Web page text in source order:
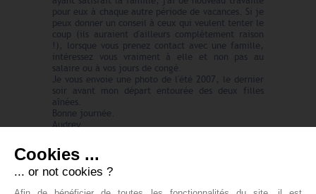
pour eux à chaque autre période de vacances. Si je
peux donner un conseil à ceux qui veulent tenter le
coup (ils auraient d'ailleurs complètement raison
!), lorsque vous prenez contact avec une famille,
intéressez vous vraiment à elle et non pas au
salaire ou à vos jours de congé.
Je vous envoie une photo de l'été 2007, le dernier
soir avant mon départ entourée des deux filles
aînées.
Bonne journée.
Audrey
Cookies ...
... or not cookies ?